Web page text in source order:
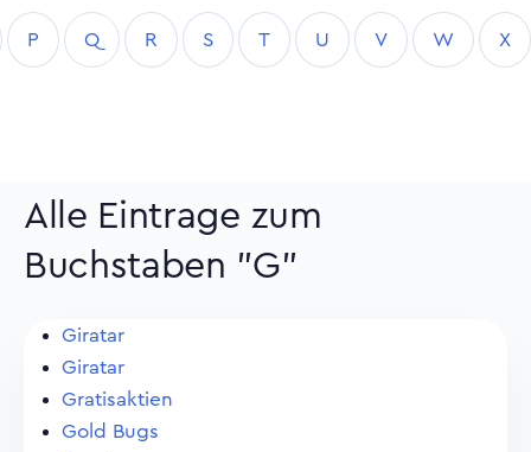
P Q R S T U V W X
Alle Eintrage zum
Buchstaben "G"
Giratar
Giratar
Gratisaktien
Gold Bugs